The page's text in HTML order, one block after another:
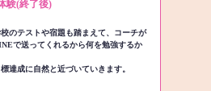
験(終了後)
のテストや宿題も踏まえて、コーチが
で送ってくれるから何を勉強するか
達成に自然と近づいていきます。